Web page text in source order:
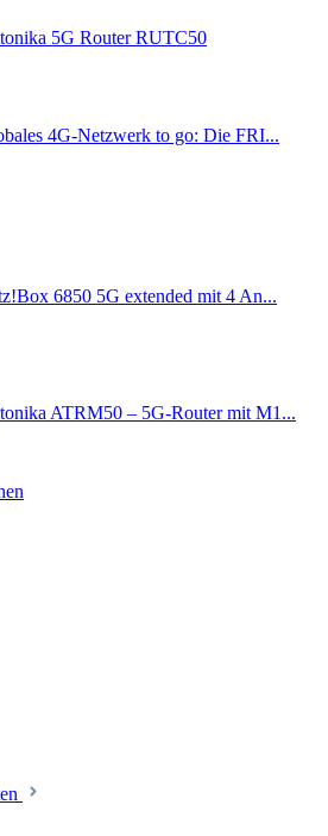
5G Router RUTC50
4G-Netzwerk to go: Die FRI...
6850 5G extended mit 4 An...
ATRM50 – 5G-Router mit M1...